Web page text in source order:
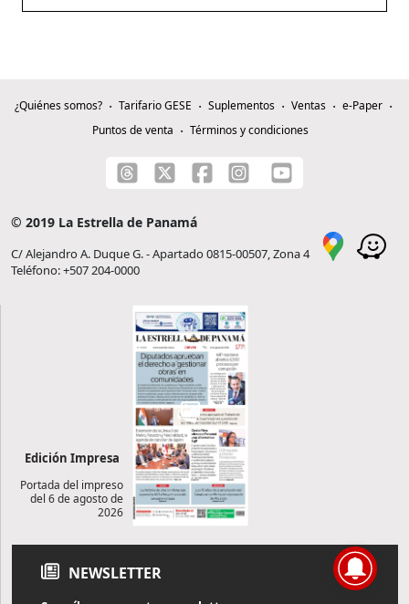
¿Quiénes somos? Tarifario GESE Suplementos Ventas
e-Paper
Puntos de venta
Términos y condiciones
© 2019 La Estrella de Panamá
C/ Alejandro A. Duque G. - Apartado 0815-00507, Zona 4
Teléfono: +507 204-0000
Edición Impresa
Portada del impreso
del 6 de agosto de
2026
NEWSLETTER